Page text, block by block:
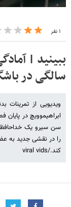
۱ نفر
سالگی در
ابراهیموویچ در
سن سیرو یک خداحافظی
را در نقشی جدید به
کند./viral vids